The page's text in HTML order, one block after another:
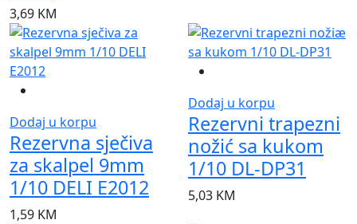
3,69 KM
Dodaj u korpu
Rezervna sječiva
za skalpel 9mm
1/10 DELI E2012
1,59 KM
Dodaj u korpu
Rezervni trapezni
nožić sa kukom
1/10 DL-DP31
5,03 KM